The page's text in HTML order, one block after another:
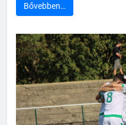
Bővebben…